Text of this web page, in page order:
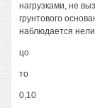
нагрузками, не
грунтового
наблюдается
цо
то
0,10